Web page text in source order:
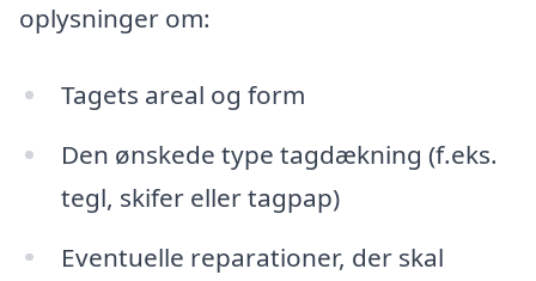
oplysninger om:
Tagets areal og form
Den ønskede type tagdækning (f.eks.
tegl, skifer eller tagpap)
Eventuelle reparationer, der skal